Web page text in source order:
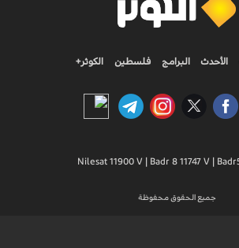
الأحدث البرامج فلسطين الكوثر+
Nilesat 11900 V | Badr 8 11747 V |
جميع الحقوق محفوظة